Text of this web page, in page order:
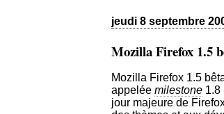
jeudi 8 septembre
Mozilla Firefox 1.5
Mozilla Firefox 1.5
appelée milestone 1.8
jour majeure de